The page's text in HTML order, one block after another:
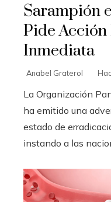
Sarampión
Pide Acción
Inmediata
Anabel Graterol
La Organización
ha emitido una
estado de
instando a las